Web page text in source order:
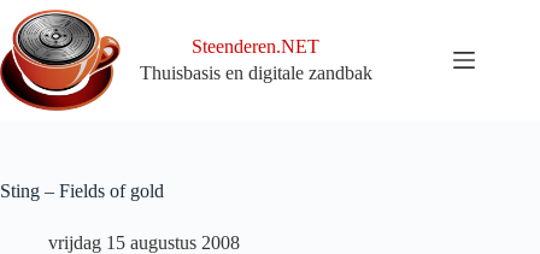
naar
de
inhoud
Steenderen.NET
Thuisbasis en digitale zandbak
Sting – Fields of gold
vrijdag 15 augustus 2008